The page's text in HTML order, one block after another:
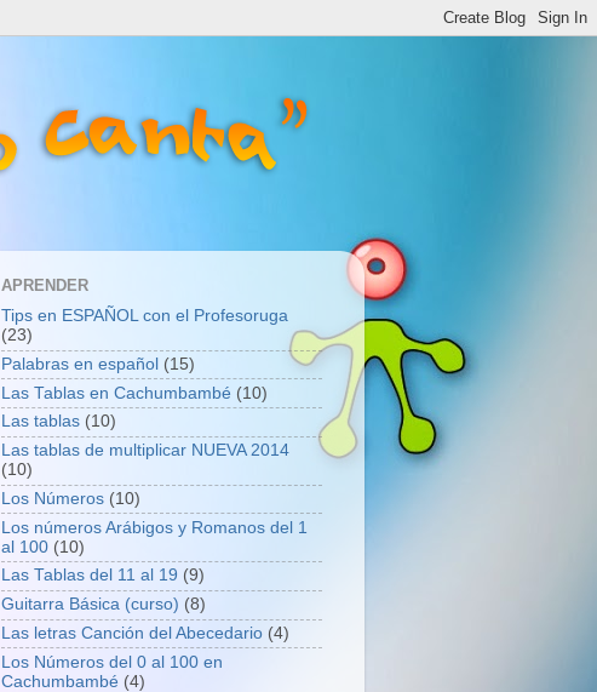
APRENDER
Tips en ESPAÑOL con el Profesoruga
(23)
Palabras en español (15)
Las Tablas en Cachumbambé (10)
Las tablas (10)
Las tablas de multiplicar NUEVA 2014
(10)
Los Números (10)
Los números Arábigos y Romanos del 1
al 100 (10)
Las Tablas del 11 al 19 (9)
Guitarra Básica (curso) (8)
Las letras Canción del Abecedario (4)
Los Números del 0 al 100 en
Cachumbambé (4)